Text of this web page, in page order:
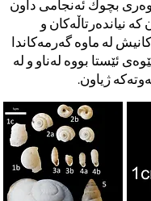
بچوك ئەنجامی داون
نیاندەرتاڵەکان و
لە ماوە گەرمەکاندا
ئێستا بووە لەناو و لە
ژیاون.